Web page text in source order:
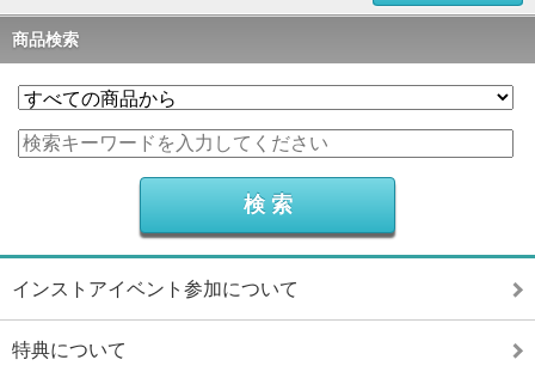
商品検索
インストアイベント参加について
特典について